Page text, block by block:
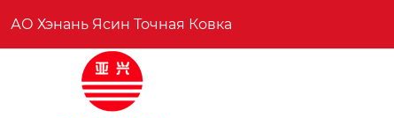
АО Хэнань Ясин Точная Ковка